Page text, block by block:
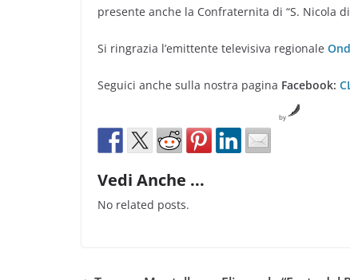
presente anche la Confraternita di “S. Nicola
Si ringrazia l’emittente televisiva regionale
Seguici anche sulla nostra pagina Facebook:
by
Vedi Anche ...
No related posts.